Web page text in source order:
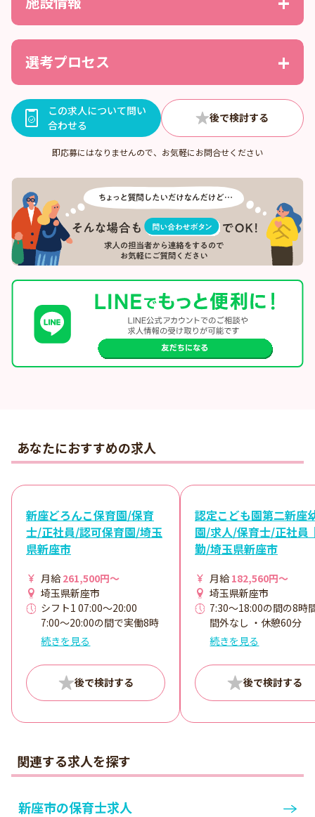
選考プロセス
この求人について問い
合わせる
即応募にはなりませんので、お気軽にお問合せください
あなたにおすすめの求人
新座どろんこ保育園/保育
士/正社員/認可保育園/埼玉
県新座市
月給 261,500円～
埼玉県新座市
シフト1 07:00～20:00
7:00～20:00の間で実働8時
間（休憩60分）
開園時間内でシフト制（週
40時間）
続きを見る
認定こども園第二新座
園/求人/保育士/正社員
勤/埼玉県新座市
月給 182,560円～
埼玉県新座市
7:30～18:00の間の8時
間外なし ・休憩60分
続きを見る
関連する求人を探す
新座市の保育士求人